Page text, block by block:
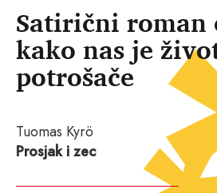
Satirični roman
kako nas je
potrošače
Tuomas Kyrö
Prosjak i zec